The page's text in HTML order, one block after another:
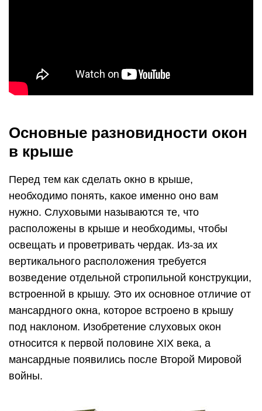
Основные разновидности окон
в крыше
Перед тем как сделать окно в крыше,
необходимо понять, какое именно оно вам
нужно. Слуховыми называются те, что
расположены в крыше и необходимы, чтобы
освещать и проветривать чердак. Из-за их
вертикального расположения требуется
возведение отдельной стропильной конструкции,
встроенной в крышу. Это их основное отличие от
мансардного окна, которое встроено в крышу
под наклоном. Изобретение слуховых окон
относится к первой половине XIX века, а
мансардные появились после Второй Мировой
войны.